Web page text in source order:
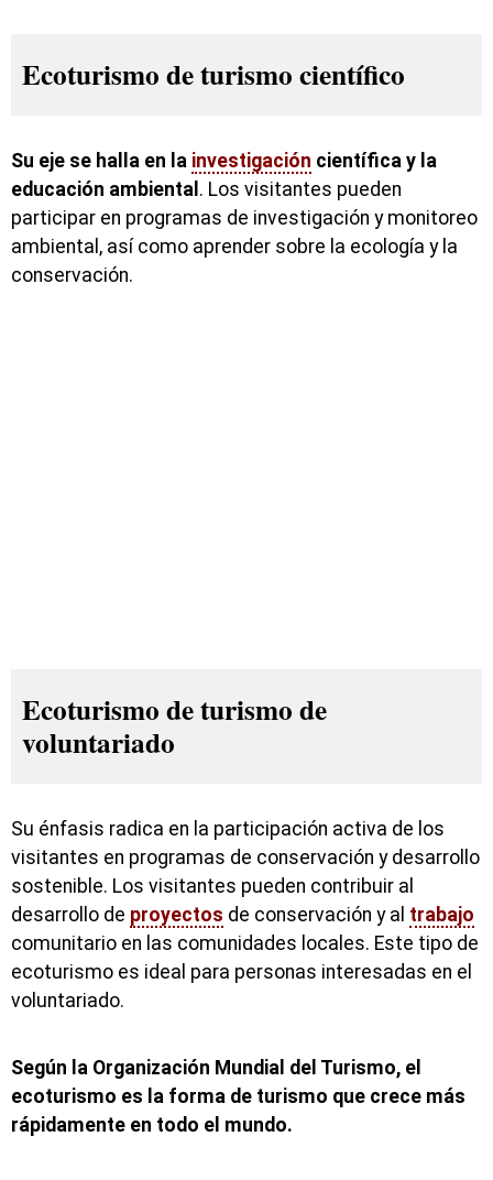
Ecoturismo de turismo científico
Su eje se halla en la investigación científica y la
educación ambiental . Los visitantes pueden
participar en programas de investigación y monitoreo
ambiental, así como aprender sobre la ecología y la
conservación.
Ecoturismo de turismo de
voluntariado
Su énfasis radica en la participación activa de los
visitantes en programas de conservación y desarrollo
sostenible. Los visitantes pueden contribuir al
desarrollo de proyectos de conservación y al trabajo
comunitario en las comunidades locales. Este tipo de
ecoturismo es ideal para personas interesadas en el
voluntariado.
Según la Organización Mundial del Turismo, el
ecoturismo es la forma de turismo que crece más
rápidamente en todo el mundo.